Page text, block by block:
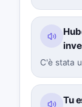
C'è stata
Tu